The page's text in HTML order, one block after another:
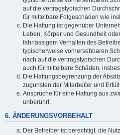
auf die vertragstypischen
für mittelbare Folgeschäden wie
Die Haftung ist gegenüber
Leben, Körper und Gesundheit
fahrlässigem Verhalten des
typischerweise vorhersehbaren
nach auf die vertragstypischen
auch für mittelbare Schäden,
Die Haftungsbegrenzung der
zugunsten der Mitarbeiter und
Ansprüche für eine Haftung aus
unberührt.
6. ÄNDERUNGSVORBEHALT
Der Betreiber ist berechtigt, die